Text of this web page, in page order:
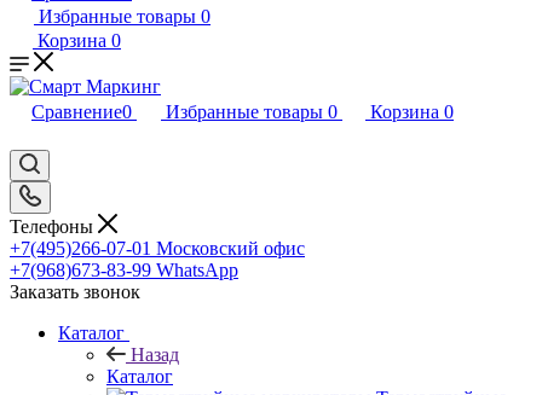
Избранные товары 0
Корзина 0
Сравнение0 Избранные товары 0 Корзина 0
Телефоны
+7(495)266-07-01 Московский офис
+7(968)673-83-99 WhatsApp
Заказать звонок
Каталог
Назад
Каталог